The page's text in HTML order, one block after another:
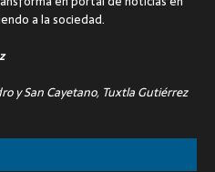
a la sociedad.
y San Cayetano, Tuxtla Gutiérrez